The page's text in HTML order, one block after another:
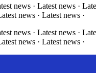
news · Latest news ·
news · Latest news ·
news · Latest news ·
news · Latest news ·